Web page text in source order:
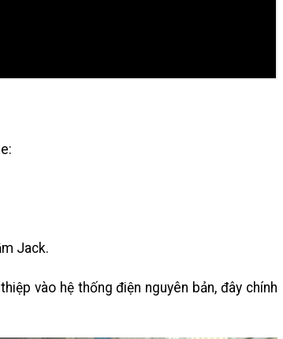
Jack.
vào hệ thống điện nguyên bản, đây chính